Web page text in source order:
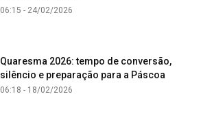
06:15 - 24/02/2026
Quaresma 2026: tempo de conversão,
silêncio e preparação para a Páscoa
06:18 - 18/02/2026